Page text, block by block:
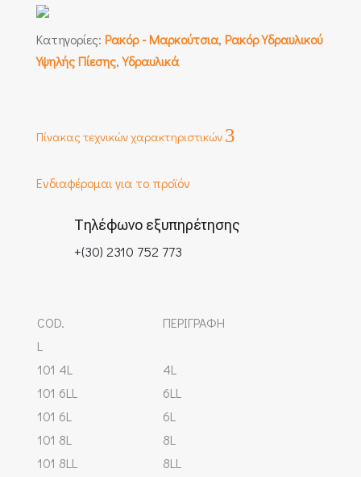
Κατηγορίες: Ρακόρ - Μαρκούτσια, Ρακόρ Υδραυλικού
Υψηλής Πίεσης,Υδραυλικά
Πίνακας τεχνικών χαρακτηριστικών 3
Ενδιαφέρομαι για το προϊόν
Τηλέφωνο εξυπηρέτησης
+(30) 2310 752 773
COD.
ΠΕΡΙΓΡΑΦΗ
L
101 4L
4L
101 6LL
6LL
101 6L
6L
101 8L
8L
101 8LL
8LL